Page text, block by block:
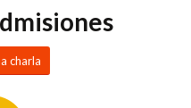
charla